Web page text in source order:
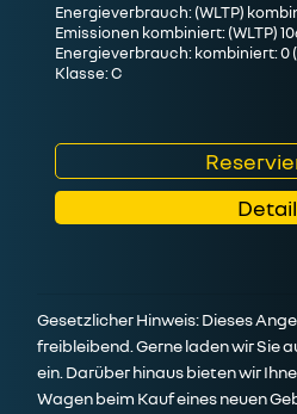
Energieverbrauch: (WLTP)
Emissionen kombiniert: (WLTP)
Energieverbrauch: kombiniert: 0
Klasse: C
Detail
Gesetzlicher Hinweis: Dieses
freibleibend. Gerne laden wir Sie
ein. Darüber hinaus bieten wir
Wagen beim Kauf eines neuen